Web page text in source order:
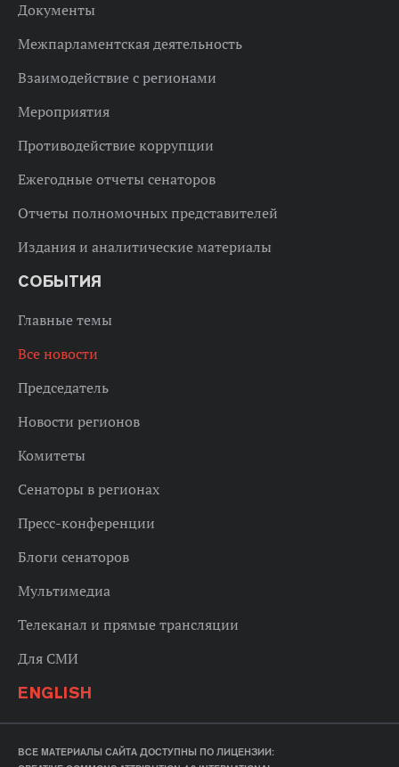
Документы
Межпарламентская деятельность
Взаимодействие с регионами
Мероприятия
Противодействие коррупции
Ежегодные отчеты сенаторов
Отчеты полномочных представителей
Издания и аналитические материалы
СОБЫТИЯ
Главные темы
Все новости
Председатель
Новости регионов
Комитеты
Сенаторы в регионах
Пресс-конференции
Блоги сенаторов
Мультимедиа
Телеканал и прямые трансляции
Для СМИ
ENGLISH
ВСЕ МАТЕРИАЛЫ САЙТА ДОСТУПНЫ ПО ЛИЦЕНЗИИ: